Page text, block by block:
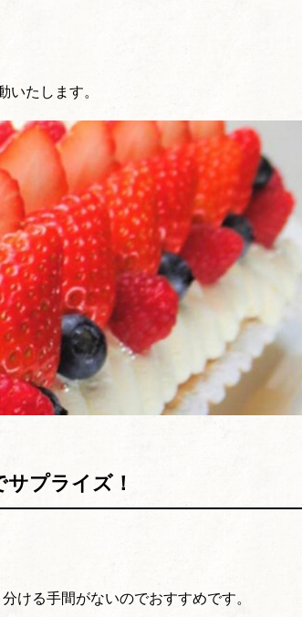
たします。
プライズ！
ける手間がないのでおすすめです。